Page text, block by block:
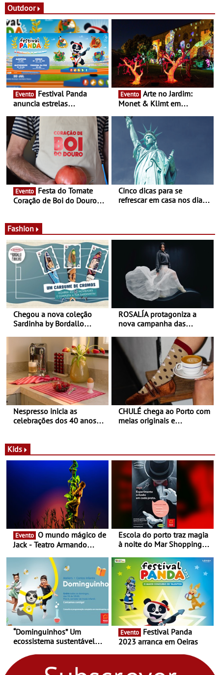
16 de agosto
Outdoor
Evento
anuncia estrelas
- Entre Junho e Julho pelo
país
Evento
Monet & Klimt em
ao final de Setembro -
Experiência luminosa no
jardim do Museu de
Alberto Sampaio
Evento
Coração de Boi do Douro -
Cinco dicas para se
refrescar em casa nos dias
Fashion
Chegou a nova coleção
Sardinha by Bordallo
ROSALÍA protagoniza a
nova campanha das
Balance
Nespresso inicia as
celebrações dos 40 anos
Novas - Edição limitada
Nespresso x Torres Novas
CHULÉ chega ao Porto com
meias originais e
Shopping
Kids
Evento
Jack - Teatro Armando
Escola do porto traz magia
à noite do Mar Shopping
29 de abril, às 21h00
“Dominguinhos” Um
ecossistema sustentável
fores - Atelier de Educação
Ambiental nos
Evento
2023 arranca em Oeiras